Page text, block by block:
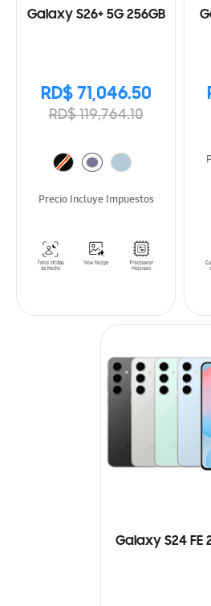
Galaxy S26+ 5G 256GB
RD$ 71,046.50
RD$ 119,764.10
Precio Incluye Impuestos
Galaxy S24 FE